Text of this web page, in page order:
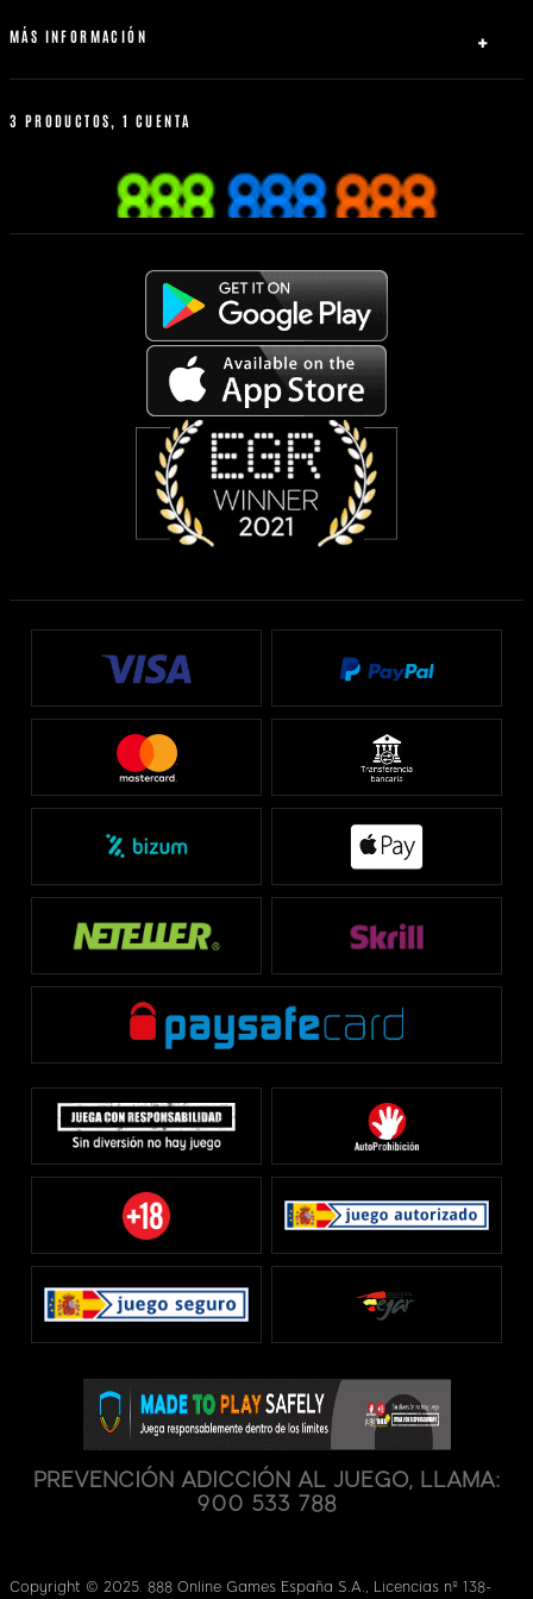
Tenis
MÁS INFORMACIÓN
Política de bonus
Reglas de apuestas
Apuesta desde tu móvil
3 PRODUCTOS, 1 CUENTA
PREVENCIÓN ADICCIÓN AL JUEGO, LLAMA:
900 533 788
Copyright © 2025. 888 Online Games España S.A., Licencias nº 138-